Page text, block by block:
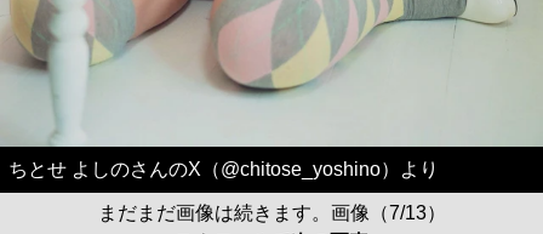
ちとせ よしのさんのX（@chitose_yoshino）より
まだまだ画像は続きます。画像（7/13）